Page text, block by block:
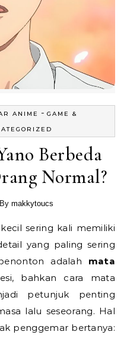
ANIME - GAME &
Berbeda
Normal?
makkytoucs
yang paling sering
adalah mata
bahkan cara mata
petunjuk penting
lalu seseorang. Hal
penggemar bertanya: